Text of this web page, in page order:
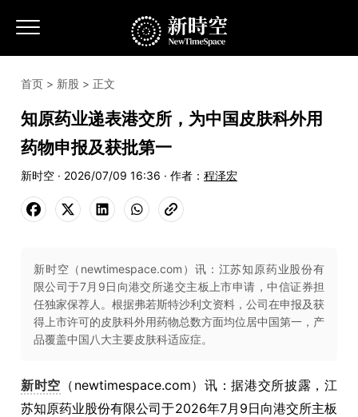
首页 > 新股 > 正文
知原药业递表港交所，为中国皮肤科外用
药物申报及获批第一
新时空 · 2026/07/09 16:36 · 作者： 程泽宏
新时空（newtimespace.com）讯：江苏知原药业股份有
限公司于7月9日向港交所递交主板上市申请，中信证券担
任独家保荐人。根据弗若斯特沙利文资料，公司在申报及获
得上市许可的皮肤科外用药物总数方面均位居中国第一，产
品覆盖中国八大主要皮肤科适应症。
新时空 （newtimespace.com）讯：据港交所披露，江
苏知原药业股份有限公司于2026年7月9日向港交所主板